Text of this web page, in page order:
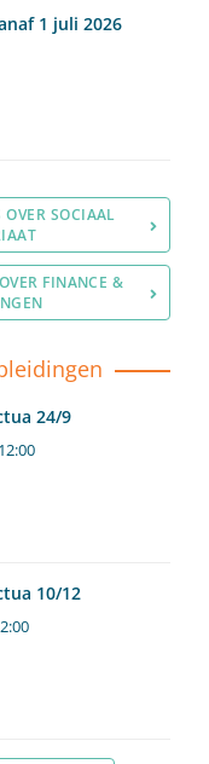
1 juli 2026
SOCIAAL
FINANCE &
24/9
10/12